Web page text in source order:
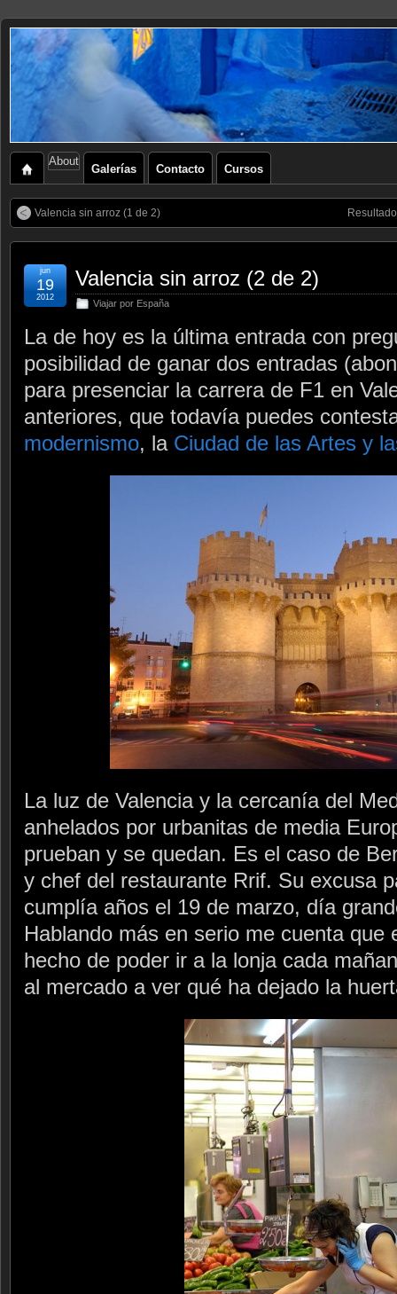
About
Galerías Contacto Cursos
Valencia sin arroz (1 de 2)
Valencia sin arroz (2 de 2)
Viajar por España
jun
19
2012
La de hoy es la última entrada con
posibilidad de ganar dos entradas
para presenciar la carrera de F1 en
anteriores, que todavía puedes
modernismo, la Ciudad de las Artes y
La luz de Valencia y la cercanía del
anhelados por urbanitas de media
prueban y se quedan. Es el caso de
y chef del restaurante Rrif. Su excusa
cumplía años el 19 de marzo, día
Hablando más en serio me cuenta que
hecho de poder ir a la lonja cada
al mercado a ver qué ha dejado la